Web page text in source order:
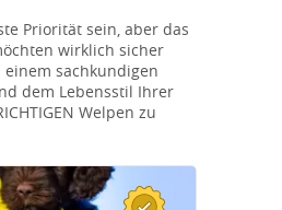
Priorität sein, aber das
wirklich sicher
sachkundigen
dem Lebensstil Ihrer
Welpen zu